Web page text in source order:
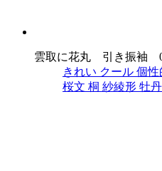
雲取に花丸 引き振袖
きれい クール 個性
桜文 桐 紗綾形 牡